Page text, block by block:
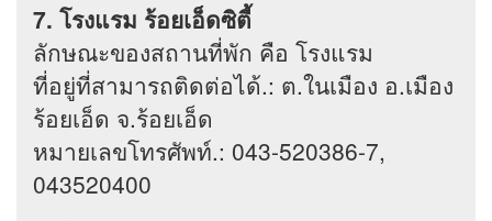
7. โรงแรม ร้อยเอ็ดซิตี้
ลักษณะของสถานที่พัก คือ โรงแรม
ที่อยู่ที่สามารถติดต่อได้.: ต.ในเมือง อ.เมือง
ร้อยเอ็ด จ.ร้อยเอ็ด
หมายเลขโทรศัพท์.: 043-520386-7,
043520400